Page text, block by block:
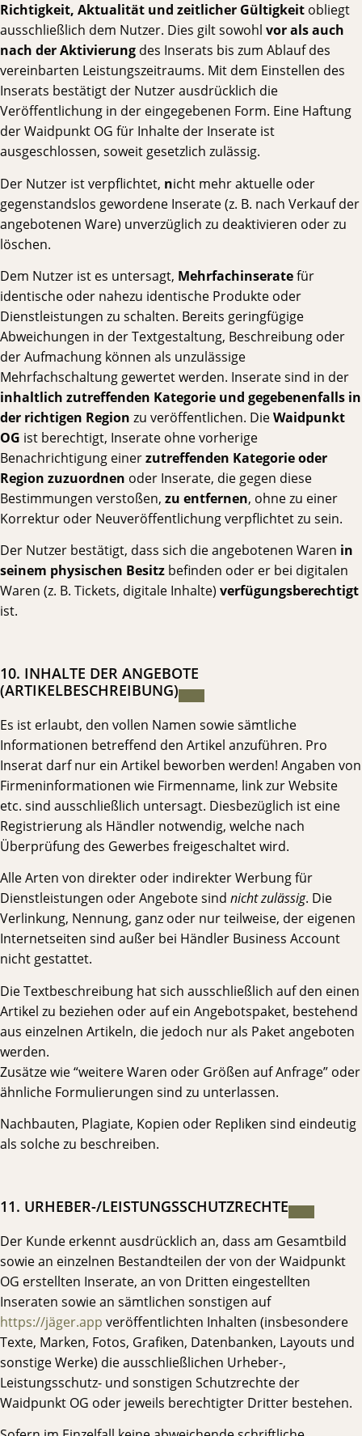
Richtigkeit, Aktualität und zeitlicher Gültigkeit obliegt
ausschließlich dem Nutzer. Dies gilt sowohl vor als auch
nach der Aktivierung des Inserats bis zum Ablauf des
vereinbarten Leistungszeitraums. Mit dem Einstellen des
Inserats bestätigt der Nutzer ausdrücklich die
Veröffentlichung in der eingegebenen Form. Eine Haftung
der Waidpunkt OG für Inhalte der Inserate ist
ausgeschlossen, soweit gesetzlich zulässig.
Der Nutzer ist verpflichtet, nicht mehr aktuelle oder
gegenstandslos gewordene Inserate (z. B. nach Verkauf der
angebotenen Ware) unverzüglich zu deaktivieren oder zu
löschen.
Dem Nutzer ist es untersagt, Mehrfachinseratefür
identische oder nahezu identische Produkte oder
Dienstleistungen zu schalten. Bereits geringfügige
Abweichungen in der Textgestaltung, Beschreibung oder
der Aufmachung können als unzulässige
Mehrfachschaltung gewertet werden. Inserate sind in der
inhaltlich zutreffenden Kategorie und gegebenenfalls in
der richtigen Region zu veröffentlichen. DieWaidpunkt
OG ist berechtigt, Inserate ohne vorherige
Benachrichtigung einerzutreffenden Kategorie oder
Region zuzuordnen oder Inserate, die gegen diese
Bestimmungen verstoßen, zu entfernen, ohne zu einer
Korrektur oder Neuveröffentlichung verpflichtet zu sein.
Der Nutzer bestätigt, dass sich die angebotenen Waren in
seinem physischen Besitz befinden oder er bei digitalen
Waren (z. B. Tickets, digitale Inhalte) verfügungsberechtigt
ist.
10. INHALTE DER ANGEBOTE
(ARTIKELBESCHREIBUNG)
Es ist erlaubt, den vollen Namen sowie sämtliche
Informationen betreffend den Artikel anzuführen. Pro
Inserat darf nur ein Artikel beworben werden! Angaben von
Firmeninformationen wie Firmenname, link zur Website
etc. sind ausschließlich untersagt. Diesbezüglich ist eine
Registrierung als Händler notwendig, welche nach
Überprüfung des Gewerbes freigeschaltet wird.
Alle Arten von direkter oder indirekter Werbung für
Dienstleistungen oder Angebote sind nicht zulässig. Die
Verlinkung, Nennung, ganz oder nur teilweise, der eigenen
Internetseiten sind außer bei Händler Business Account
nicht gestattet.
Die Textbeschreibung hat sich ausschließlich auf den einen
Artikel zu beziehen oder auf ein Angebotspaket, bestehend
aus einzelnen Artikeln, die jedoch nur als Paket angeboten
werden.
Zusätze wie “weitere Waren oder Größen auf Anfrage” oder
ähnliche Formulierungen sind zu unterlassen.
Nachbauten, Plagiate, Kopien oder Repliken sind eindeutig
als solche zu beschreiben.
11. URHEBER-/LEISTUNGSSCHUTZRECHTE⁣
Der Kunde erkennt ausdrücklich an, dass am Gesamtbild
sowie an einzelnen Bestandteilen der von der Waidpunkt
OG erstellten Inserate, an von Dritten eingestellten
Inseraten sowie an sämtlichen sonstigen auf
https://jäger.app veröffentlichten Inhalten (insbesondere
Texte, Marken, Fotos, Grafiken, Datenbanken, Layouts und
sonstige Werke) die ausschließlichen Urheber-,
Leistungsschutz- und sonstigen Schutzrechte der
Waidpunkt OG oder jeweils berechtigter Dritter bestehen.